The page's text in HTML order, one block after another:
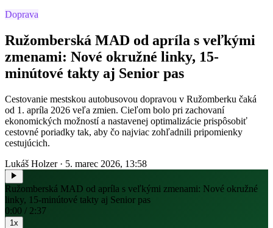
Doprava
Ružomberská MAD od apríla s veľkými
zmenami: Nové okružné linky, 15-
minútové takty aj Senior pas
Cestovanie mestskou autobusovou dopravou v Ružomberku čaká
od 1. apríla 2026 veľa zmien. Cieľom bolo pri zachovaní
ekonomických možností a nastavenej optimalizácie prispôsobiť
cestovné poriadky tak, aby čo najviac zohľadnili pripomienky
cestujúcich.
Lukáš Holzer · 5. marec 2026, 13:58
Ružomberská MAD od apríla s veľkými zmenami: Nové okružné
linky, 15-minútové takty aj Senior pas
0:00 / 2:37
1x